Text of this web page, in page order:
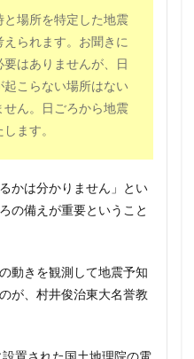
と場所を特定した地震
られます。お聞きに
はありませんが、日
こらない場所はない
せん。日ごろから地震
ます。
かは分かりません」とい
の備えが重要ということ
動きを観測して地震予知
が、村井俊治東大名誉教